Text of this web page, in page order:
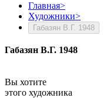
Главная>
Художники>
Габазян В.Г. 1948
Габазян В.Г. 1948
Вы хотите
этого художника